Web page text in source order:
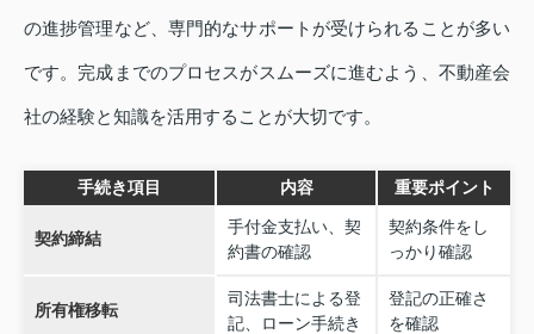
の進捗管理など、専門的なサポートが受けられることが多い
です。完成までのプロセスがスムーズに進むよう、不動産会
社の経験と知識を活用することが大切です。
手続き項目 内容 重要ポイント
契約締結
手付金支払い、契
約書の確認
契約条件をし
っかり確認
所有権移転
司法書士による登
記、ローン手続き
登記の正確さ
を確認